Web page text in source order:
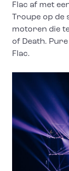
Flac af met
Troupe op de
motoren die
of Death.
Flac.